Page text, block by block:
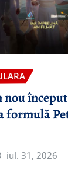
nou
formulă
iul. 31, 2026